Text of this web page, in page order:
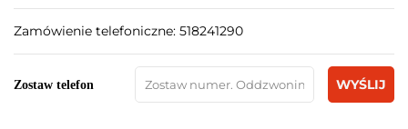
Zamówienie telefoniczne: 518241290
Zostaw telefon WYŚLIJ